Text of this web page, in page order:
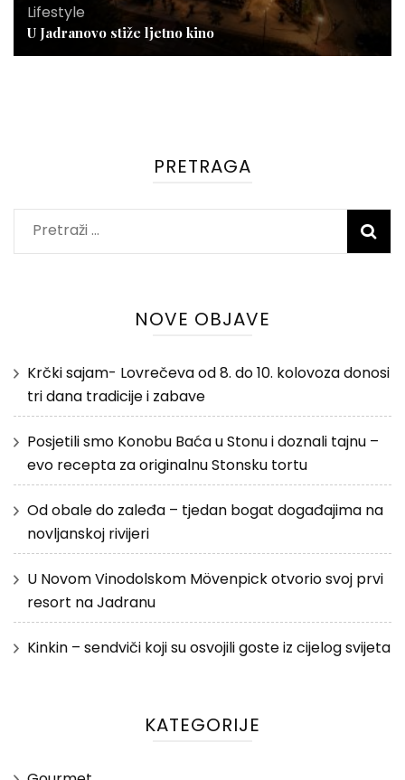
Lifestyle
U Jadranovo stiže ljetno kino
PRETRAGA
Pretraži:
NOVE OBJAVE
Krčki sajam- Lovrečeva od 8. do 10. kolovoza donosi
tri dana tradicije i zabave
Posjetili smo Konobu Baća u Stonu i doznali tajnu –
evo recepta za originalnu Stonsku tortu
Od obale do zaleđa – tjedan bogat događajima na
novljanskoj rivijeri
U Novom Vinodolskom Mövenpick otvorio svoj prvi
resort na Jadranu
Kinkin – sendviči koji su osvojili goste iz cijelog svijeta
KATEGORIJE